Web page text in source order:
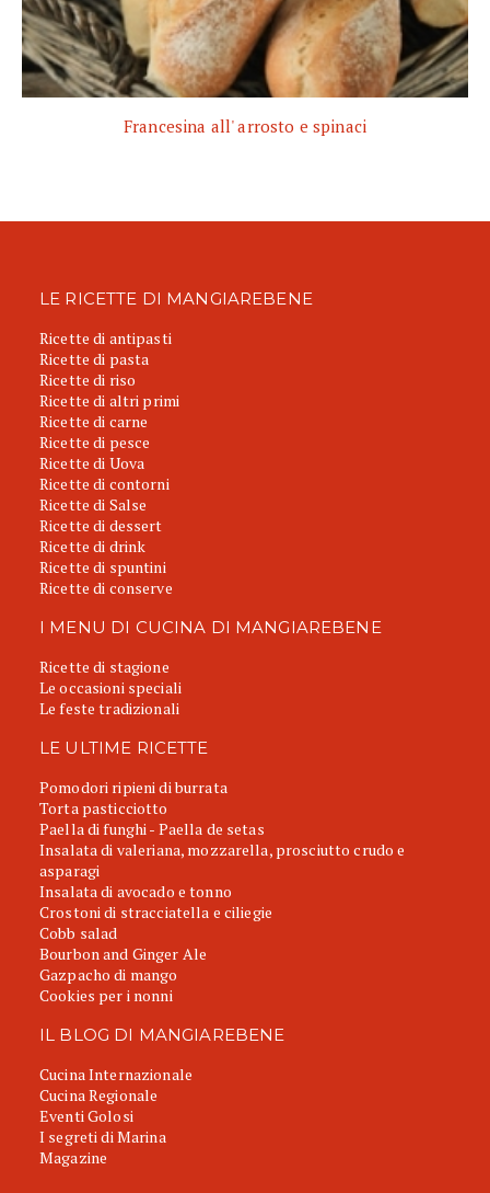
Francesina all' arrosto e spinaci
LE RICETTE DI MANGIAREBENE
Ricette di antipasti
Ricette di pasta
Ricette di riso
Ricette di altri primi
Ricette di carne
Ricette di pesce
Ricette di Uova
Ricette di contorni
Ricette di Salse
Ricette di dessert
Ricette di drink
Ricette di spuntini
Ricette di conserve
I MENU DI CUCINA DI MANGIAREBENE
Ricette di stagione
Le occasioni speciali
Le feste tradizionali
LE ULTIME RICETTE
Pomodori ripieni di burrata
Torta pasticciotto
Paella di funghi - Paella de setas
Insalata di valeriana, mozzarella, prosciutto crudo e
asparagi
Insalata di avocado e tonno
Crostoni di stracciatella e ciliegie
Cobb salad
Bourbon and Ginger Ale
Gazpacho di mango
Cookies per i nonni
IL BLOG DI MANGIAREBENE
Cucina Internazionale
Cucina Regionale
Eventi Golosi
I segreti di Marina
Magazine